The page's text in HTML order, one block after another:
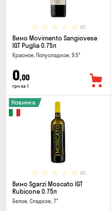
(0)
Вино Movimento Sangiovese
IGT Puglia 0.75л
Красное, Полусладкое, 9.5°
0,00
грн за 1
(0)
Новинка
Вино Sgarzi Moscato IGT
Rubicone 0.75л
Белое, Сладкое, 7°